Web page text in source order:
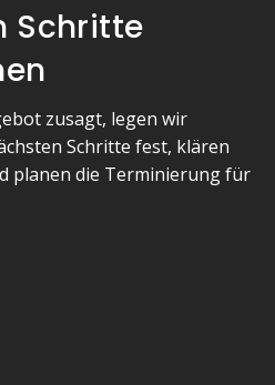
Schritte
zusagt, legen wir
Schritte fest, klären
planen die Terminierung für